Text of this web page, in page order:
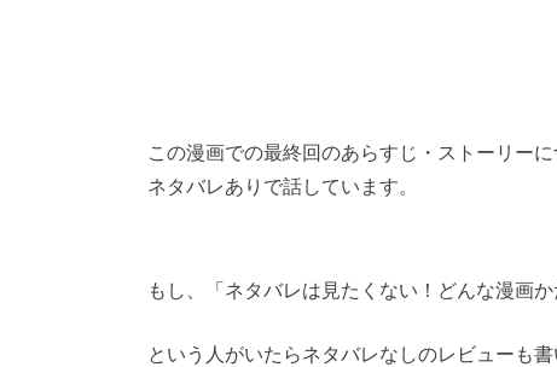
この漫画での最終回のあらすじ・ストーリーに
ネタバレありで話しています。
もし、「ネタバレは見たくない！どんな漫画か
という人がいたらネタバレなしのレビューも